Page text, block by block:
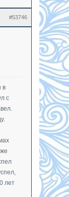
#53746
в
с
лет